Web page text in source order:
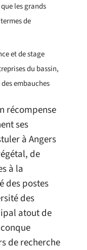
les grands
de
et de stage
du bassin,
embauches
récompense
ses
à Angers
de
à la
des postes
des
atout de
de recherche